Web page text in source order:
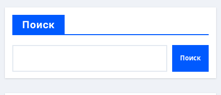
Поиск
Поиск